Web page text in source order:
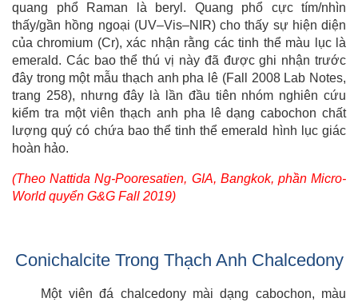
quang phổ Raman là beryl. Quang phổ cực tím/nhìn
thấy/gần hồng ngoại (UV–Vis–NIR) cho thấy sự hiện diện
của chromium (Cr), xác nhận rằng các tinh thể màu lục là
emerald. Các bao thể thú vị này đã được ghi nhận trước
đây trong một mẫu thạch anh pha lê (Fall 2008 Lab Notes,
trang 258), nhưng đây là lần đầu tiên nhóm nghiên cứu
kiểm tra một viên thạch anh pha lê dạng cabochon chất
lượng quý có chứa bao thể tinh thể emerald hình lục giác
hoàn hảo.
(Theo Nattida Ng-Pooresatien, GIA, Bangkok, phần Micro-
World quyển G&G Fall 2019)
Conichalcite Trong Thạch Anh Chalcedony
Một viên đá chalcedony mài dạng cabochon, màu